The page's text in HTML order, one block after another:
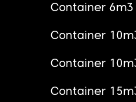
Container 6m3
Container
Container
Container